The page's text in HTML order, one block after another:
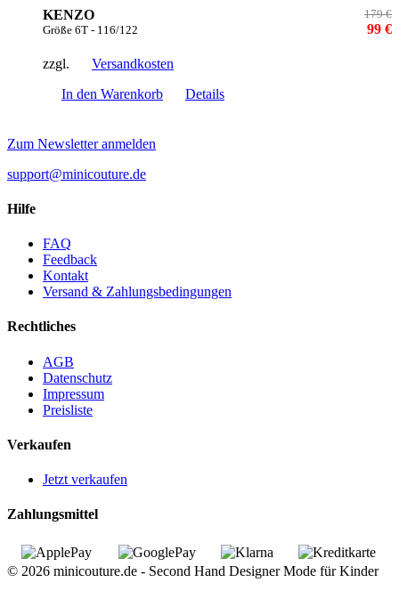
KENZO
Größe 6T - 116/122
179 €
99 €
zzgl.
Versandkosten
In den Warenkorb
Details
Zum Newsletter anmelden
support@minicouture.de
Hilfe
FAQ
Feedback
Kontakt
Versand & Zahlungsbedingungen
Rechtliches
AGB
Datenschutz
Impressum
Preisliste
Verkaufen
Jetzt verkaufen
Zahlungsmittel
© 2026 minicouture.de - Second Hand Designer Mode für Kinder